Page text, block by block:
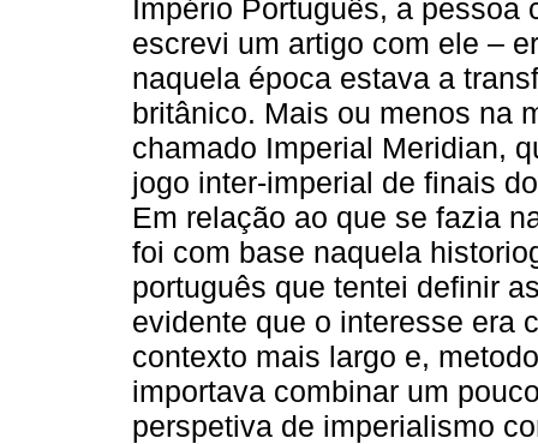
Império Português, a pessoa
escrevi um artigo com ele –
naquela época estava a
britânico. Mais ou menos na
chamado Imperial Meridian,
jogo inter-imperial de finais
Em relação ao que se fazia
foi com base naquela
português que tentei definir
evidente que o interesse era
contexto mais largo e,
importava combinar um
perspetiva de imperialismo